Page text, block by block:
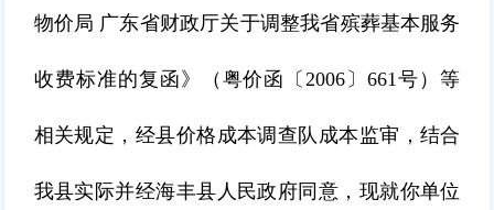
物价局 广东省财政厅关于调整我省殡葬基本服务
收费标准的复函》（粤价函〔2006〕661号）等
相关规定，经县价格成本调查队成本监审，结合
我县实际并经海丰县人民政府同意，现就你单位